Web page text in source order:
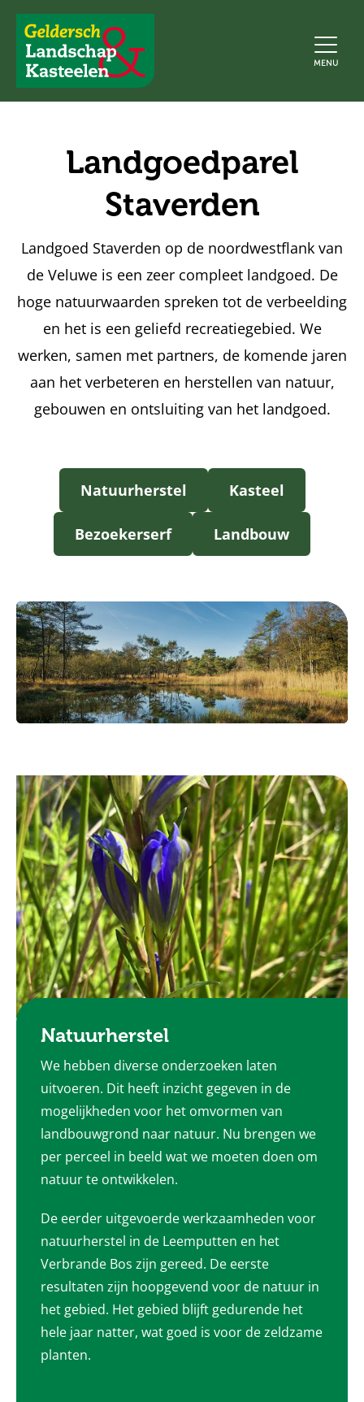
Geldersch
Landschap
en
MENU
Landgoedparel
Staverden
Landgoed Staverden op de noordwestflank van
de Veluwe is een zeer compleet landgoed. De
hoge natuurwaarden spreken tot de verbeelding
en het is een geliefd recreatiegebied. We
werken, samen met partners, de komende jaren
aan het verbeteren en herstellen van natuur,
gebouwen en ontsluiting van het landgoed.
Natuurherstel Kasteel
Bezoekerserf Landbouw
Natuurherstel
We hebben diverse onderzoeken laten
uitvoeren. Dit heeft inzicht gegeven in de
mogelijkheden voor het omvormen van
landbouwgrond naar natuur. Nu brengen we
per perceel in beeld wat we moeten doen om
natuur te ontwikkelen.
De eerder uitgevoerde werkzaamheden voor
natuurherstel in de Leemputten en het
Verbrande Bos zijn gereed. De eerste
resultaten zijn hoopgevend voor de natuur in
het gebied. Het gebied blijft gedurende het
hele jaar natter, wat goed is voor de zeldzame
planten.